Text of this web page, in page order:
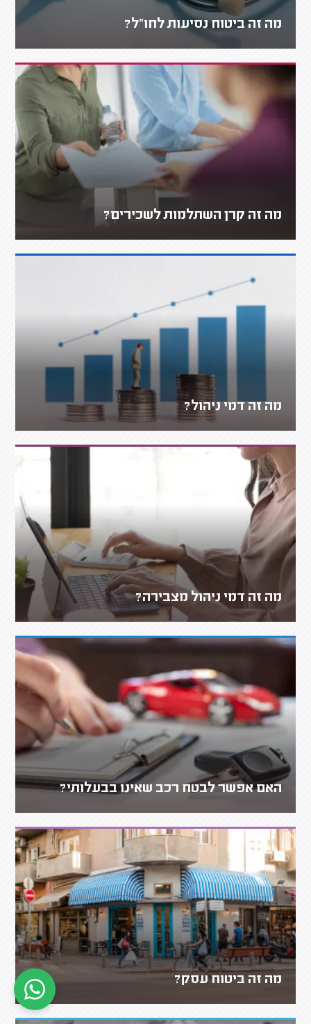
מה זה ביטוח נסיעות לחו"ל?
מה זה קרן השתלמות לשכירים?
מה זה דמי ניהול?
מה זה דמי ניהול מצבירה?
האם אפשר לבטח רכב שאינו בבעלותי?
מה זה ביטוח עסק?